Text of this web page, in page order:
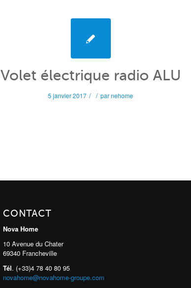
Volet électrique radio ALU
5 janvier 2017 / / parnehome
CONTACT
Nova Home
10 Avenue du Chater
69340 Francheville
Tél. (+33)4 78 40 80 95
novahome@novahome-groupe.com